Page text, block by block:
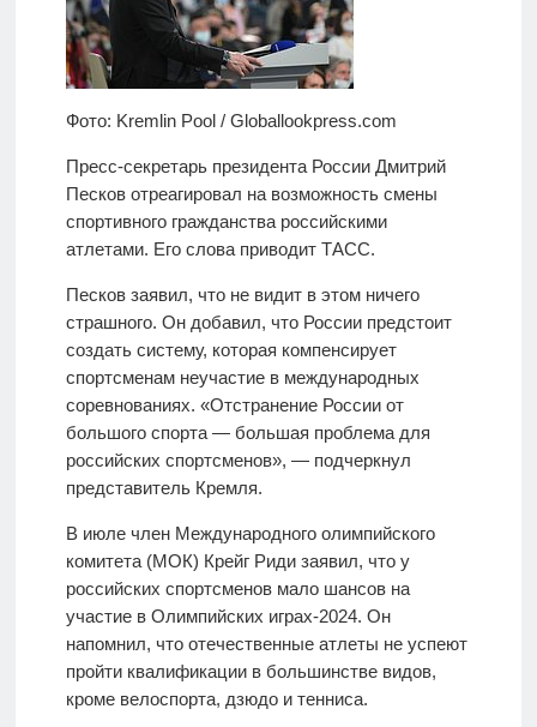
Фото: Kremlin Pool / Globallookpress.com
Пресс-секретарь президента России Дмитрий
Песков отреагировал на возможность смены
спортивного гражданства российскими
атлетами. Его слова приводит ТАСС.
Песков заявил, что не видит в этом ничего
страшного. Он добавил, что России предстоит
создать систему, которая компенсирует
спортсменам неучастие в международных
соревнованиях. «Отстранение России от
большого спорта — большая проблема для
российских спортсменов», — подчеркнул
представитель Кремля.
В июле член Международного олимпийского
комитета (МОК) Крейг Риди заявил, что у
российских спортсменов мало шансов на
участие в Олимпийских играх-2024. Он
напомнил, что отечественные атлеты не успеют
пройти квалификации в большинстве видов,
кроме велоспорта, дзюдо и тенниса.